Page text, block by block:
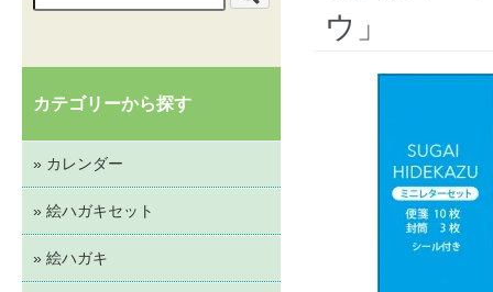
ウ」
カテゴリーから探す
» カレンダー
» 絵ハガキセット
» 絵ハガキ